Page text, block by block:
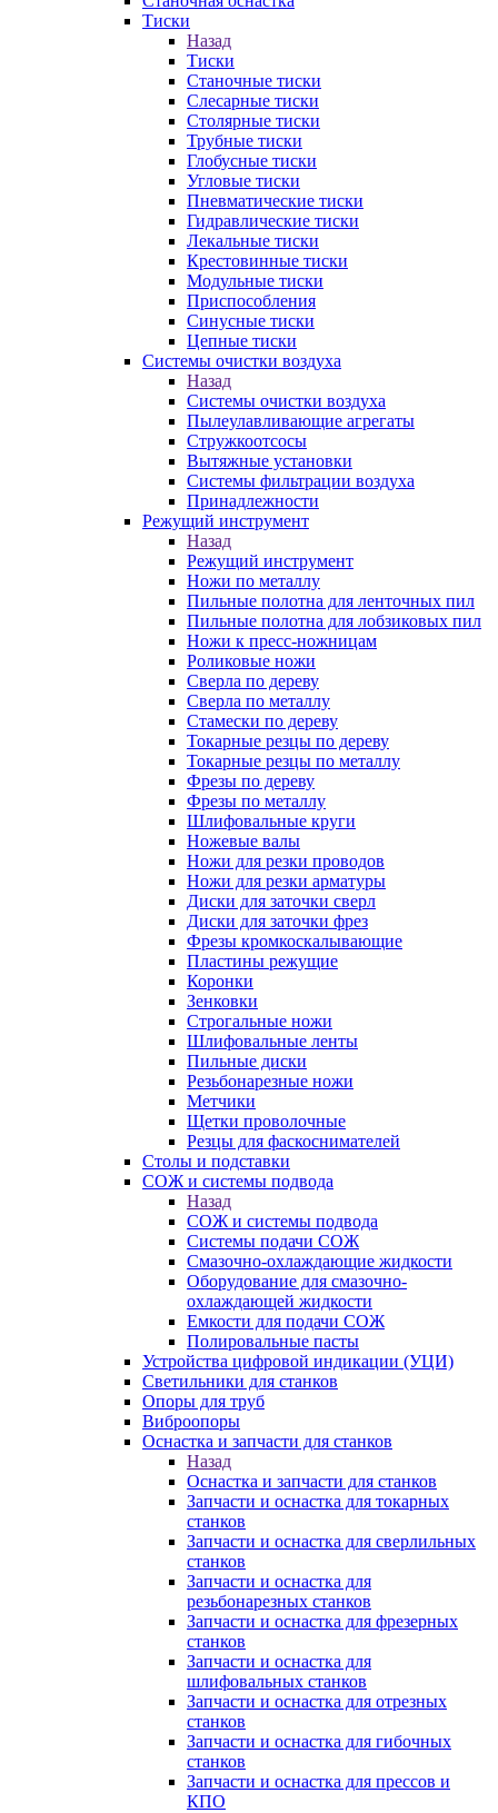
Тиски
Назад
Тиски
Станочные тиски
Слесарные тиски
Столярные тиски
Трубные тиски
Глобусные тиски
Угловые тиски
Пневматические тиски
Гидравлические тиски
Лекальные тиски
Крестовинные тиски
Модульные тиски
Приспособления
Синусные тиски
Цепные тиски
Системы очистки воздуха
Назад
Системы очистки воздуха
Пылеулавливающие агрегаты
Стружкоотсосы
Вытяжные установки
Системы фильтрации воздуха
Принадлежности
Режущий инструмент
Назад
Режущий инструмент
Ножи по металлу
Пильные полотна для ленточных пил
Пильные полотна для лобзиковых пил
Ножи к пресс-ножницам
Роликовые ножи
Сверла по дереву
Сверла по металлу
Стамески по дереву
Токарные резцы по дереву
Токарные резцы по металлу
Фрезы по дереву
Фрезы по металлу
Шлифовальные круги
Ножевые валы
Ножи для резки проводов
Ножи для резки арматуры
Диски для заточки сверл
Диски для заточки фрез
Фрезы кромкоскалывающие
Пластины режущие
Коронки
Зенковки
Строгальные ножи
Шлифовальные ленты
Пильные диски
Резьбонарезные ножи
Метчики
Щетки проволочные
Резцы для фаскоснимателей
Столы и подставки
СОЖ и системы подвода
Назад
СОЖ и системы подвода
Системы подачи СОЖ
Смазочно-охлаждающие жидкости
Оборудование для смазочно-
охлаждающей жидкости
Емкости для подачи СОЖ
Полировальные пасты
Устройства цифровой индикации (УЦИ)
Светильники для станков
Опоры для труб
Виброопоры
Оснастка и запчасти для станков
Назад
Оснастка и запчасти для станков
Запчасти и оснастка для токарных
станков
Запчасти и оснастка для сверлильных
станков
Запчасти и оснастка для
резьбонарезных станков
Запчасти и оснастка для фрезерных
станков
Запчасти и оснастка для
шлифовальных станков
Запчасти и оснастка для отрезных
станков
Запчасти и оснастка для гибочных
станков
Запчасти и оснастка для прессов и
КПО